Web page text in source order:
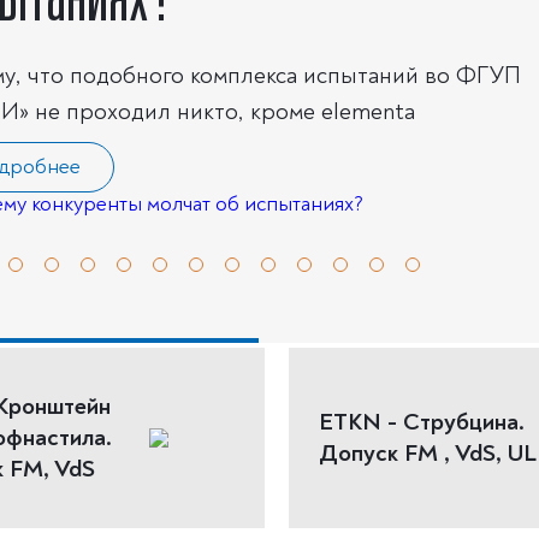
что подобного комплекса испытаний во ФГУП
не проходил никто, кроме elementa
VdS
ETKN - Струбцина.
Допуск FM , VdS, UL